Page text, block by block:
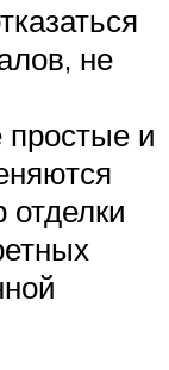
не
простые и